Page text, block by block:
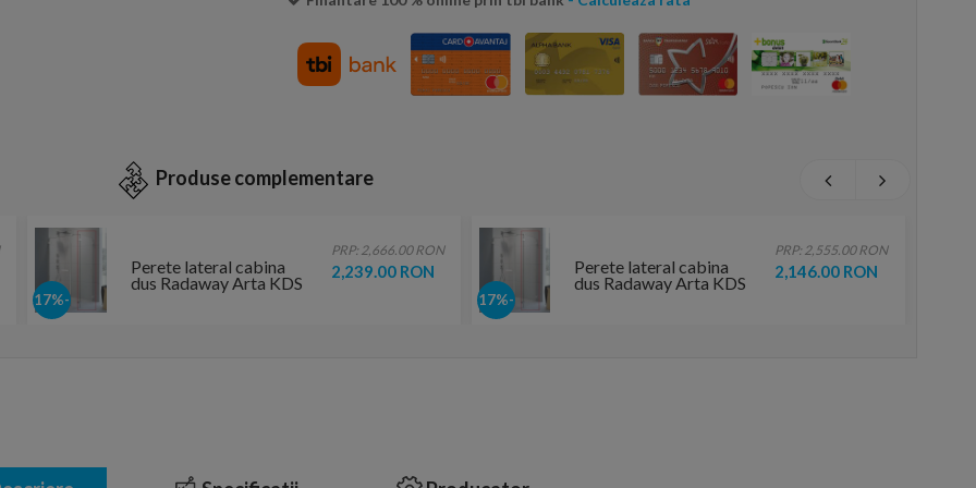
Produse complementare
-17%
Perete lateral cabina
dus Radaway Arta KDS
I, 70 x H200 cm
PRP: 2,555.00 RON
2,146.00 RON
-17%
Perete lateral cabina
dus Radaway Arta KDS
I, 75 x H200 cm
PRP: 2,666.00 RON
2,239.00 RON